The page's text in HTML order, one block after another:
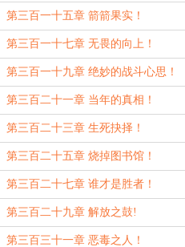
第三百一十五章 箭箭果实！
第三百一十七章 无畏的向上！
第三百一十九章 绝妙的战斗心思！
第三百二十一章 当年的真相！
第三百二十三章 生死抉择！
第三百二十五章 烧掉图书馆！
第三百二十七章 谁才是胜者！
第三百二十九章 解放之鼓!
第三百三十一章 恶毒之人！